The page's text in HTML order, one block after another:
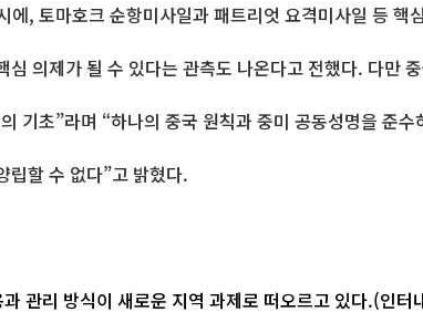
, 토마호크 순항미사일과 패트리엇 요격미사일 등 핵
의제가 될 수 있다는 관측도 나온다고 전했다. 다만
기초”라며 “하나의 중국 원칙과 중미 공동성명을 준
립할 수 없다”고 밝혔다.
이 새로운 지역 과제로 떠오르고 있다.(인터내셔널포커스) [